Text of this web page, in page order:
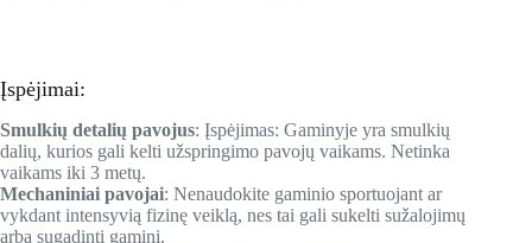
Įspėjimai:
Smulkių detalių pavojus: Įspėjimas: Gaminyje yra smulkių
dalių, kurios gali kelti užspringimo pavojų vaikams. Netinka
vaikams iki 3 metų.
Mechaniniai pavojai: Nenaudokite gaminio sportuojant ar
vykdant intensyvią fizinę veiklą, nes tai gali sukelti sužalojimų
arba sugadinti gaminį.